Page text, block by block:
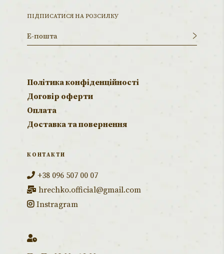
ПІДПИСАТИСЯ НА РОЗСИЛКУ
Політика конфіденційності
Договір оферти
Оплата
Доставка та повернення
КОНТАКТИ
+38 096 507 00 07
hrechko.official@gmail.com
Instragram